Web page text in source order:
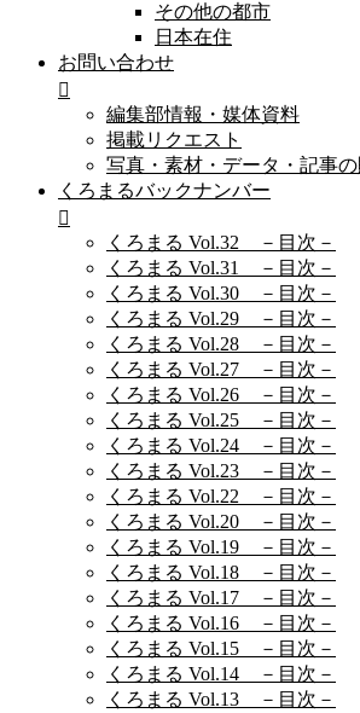
その他の都市
日本在住
お問い合わせ
編集部情報・媒体資料
掲載リクエスト
写真・素材・データ・記事
くろまるバックナンバー
くろまる Vol.32 －目次－
くろまる Vol.31 －目次－
くろまる Vol.30 －目次－
くろまる Vol.29 －目次－
くろまる Vol.28 －目次－
くろまる Vol.27 －目次－
くろまる Vol.26 －目次－
くろまる Vol.25 －目次－
くろまる Vol.24 －目次－
くろまる Vol.23 －目次－
くろまる Vol.22 －目次－
くろまる Vol.20 －目次－
くろまる Vol.19 －目次－
くろまる Vol.18 －目次－
くろまる Vol.17 －目次－
くろまる Vol.16 －目次－
くろまる Vol.15 －目次－
くろまる Vol.14 －目次－
くろまる Vol.13 －目次－